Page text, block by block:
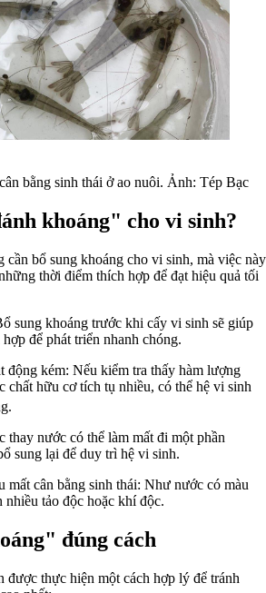
bằng sinh thái ở ao nuôi. Ảnh: Tép Bạc
khoáng" cho vi sinh?
cần bổ sung khoáng cho vi sinh, mà việc này
thời điểm thích hợp để đạt hiệu quả tối
sung khoáng trước khi cấy vi sinh sẽ giúp
để phát triển nhanh chóng.
động kém: Nếu kiểm tra thấy hàm lượng
chất hữu cơ tích tụ nhiều, có thể hệ vi sinh
thay nước có thể làm mất đi một phần
sung lại để duy trì hệ vi sinh.
mất cân bằng sinh thái: Như nước có màu
tảo độc hoặc khí độc.
đúng cách
được thực hiện một cách hợp lý để tránh